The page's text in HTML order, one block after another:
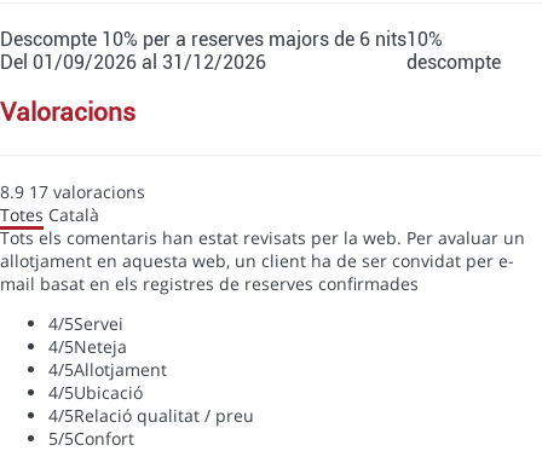
Descompte 10% per a reserves majors de 6 nits
Del 01/09/2026 al 31/12/2026
10%
descompte
valoracions
8.9 17 valoracions
Totes Català
Tots els comentaris han estat revisats per la web. Per avaluar un
allotjament en aquesta web, un client ha de ser convidat per e-
mail basat en els registres de reserves confirmades
4/5Servei
4/5Neteja
4/5Allotjament
4/5Ubicació
4/5Relació qualitat / preu
5/5Confort